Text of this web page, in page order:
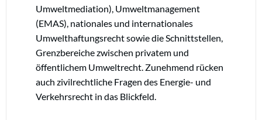
Umweltmediation), Umweltmanagement
(EMAS), nationales und internationales
Umwelthaftungsrecht sowie die Schnittstellen,
Grenzbereiche zwischen privatem und
öffentlichem Umweltrecht. Zunehmend rücken
auch zivilrechtliche Fragen des Energie- und
Verkehrsrecht in das Blickfeld.